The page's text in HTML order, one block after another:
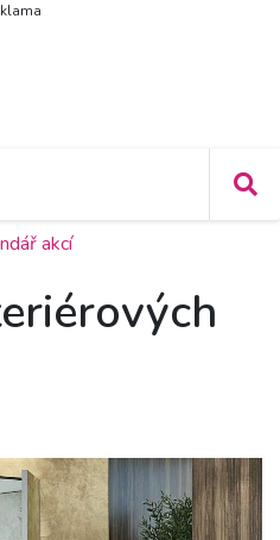
akcí